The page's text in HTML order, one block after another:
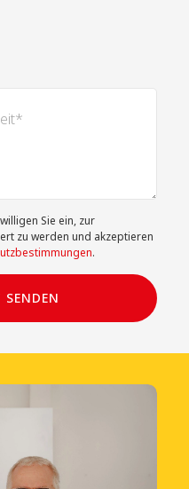
Sie ein, zur
zu werden und akzeptieren
.